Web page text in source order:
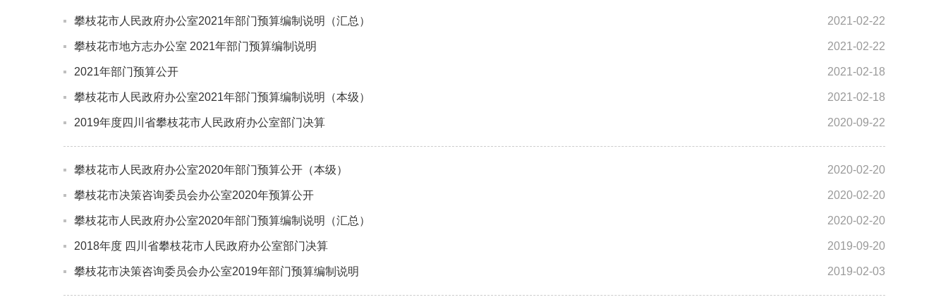
2021-02-22
攀枝花市人民政府办公室2021年部门预算编制说明（汇总）
2021-02-22
攀枝花市地方志办公室 2021年部门预算编制说明
2021-02-18
2021年部门预算公开
2021-02-18
攀枝花市人民政府办公室2021年部门预算编制说明（本级）
2020-09-22
2019年度四川省攀枝花市人民政府办公室部门决算
2020-02-20
攀枝花市人民政府办公室2020年部门预算公开（本级）
2020-02-20
攀枝花市决策咨询委员会办公室2020年预算公开
2020-02-20
攀枝花市人民政府办公室2020年部门预算编制说明（汇总）
2019-09-20
2018年度 四川省攀枝花市人民政府办公室部门决算
2019-02-03
攀枝花市决策咨询委员会办公室2019年部门预算编制说明